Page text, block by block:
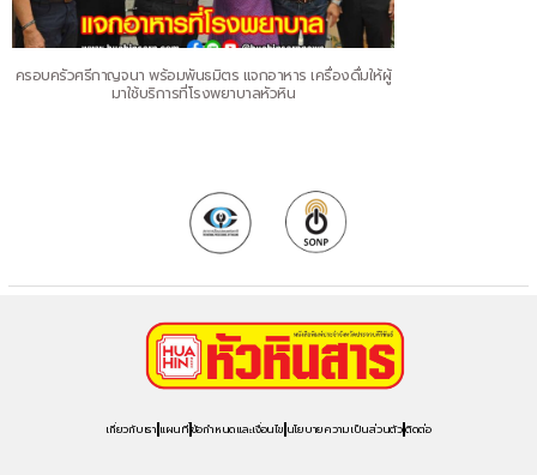
ครอบครัวศรีกาญจนา พร้อมพันธมิตร แจกอาหาร เครื่องดื่มให้ผู้
มาใช้บริการที่โรงพยาบาลหัวหิน
เกี่ยวกับเรา แผนที่ข้อกำหนดและเงื่อนไข นโยบายความเป็นส่วนตัวติดต่อ